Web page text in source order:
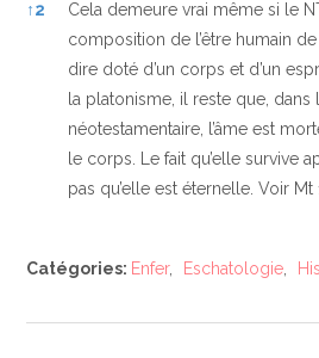
↑2
Cela demeure vrai même si le
composition de l’être humain
dire doté d’un corps et d’un
la platonisme, il reste que,
néotestamentaire, l’âme est
le corps. Le fait qu’elle survive
pas qu’elle est éternelle. Voir Mt
Catégories: Enfer, Eschatologie,